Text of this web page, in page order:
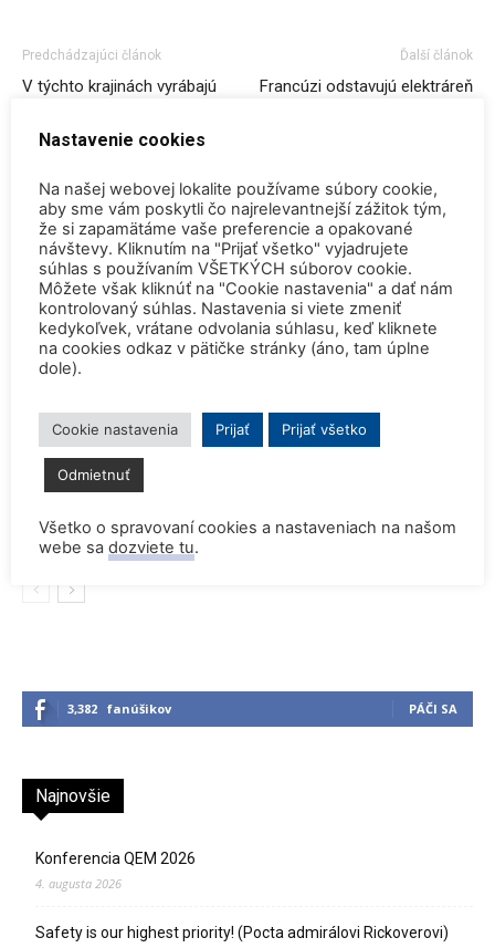
Predchádzajúci článok
V týchto krajinách vyrábajú
Ako to dokázali?
Ďalší článok
Francúzi odstavujú elektráreň
SÚVISIACE ČLÁNKY VIAC OD AUTORA
Konferencia QEM 2026
3,382 fanúšikov PÁČI SA
Najnovšie
Konferencia QEM 2026
4. augusta 2026
Safety is our highest priority! (Pocta admirálovi Rickoverovi)
Nastavenie cookies
Na našej webovej lokalite používame súbory cookie,
aby sme vám poskytli čo najrelevantnejší zážitok tým,
že si zapamätáme vaše preferencie a opakované
návštevy. Kliknutím na "Prijať všetko" vyjadrujete
súhlas s používaním VŠETKÝCH súborov cookie.
Môžete však kliknúť na "Cookie nastavenia" a dať nám
kontrolovaný súhlas. Nastavenia si viete zmeniť
kedykoľvek, vrátane odvolania súhlasu, keď kliknete
na cookies odkaz v pätičke stránky (áno, tam úplne
dole).
Cookie nastavenia Prijať Prijať všetko
Odmietnuť
Všetko o spravovaní cookies a nastaveniach na našom
webe sa dozviete tu.